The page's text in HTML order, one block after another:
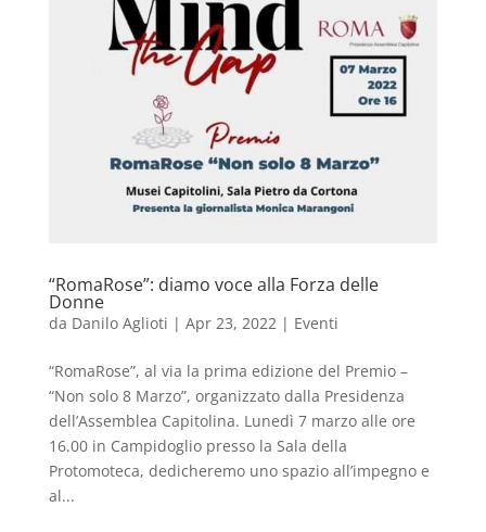
“RomaRose”: diamo voce alla Forza delle
Donne
da Danilo Aglioti | Apr 23, 2022| Eventi
“RomaRose”, al via la prima edizione del Premio –
“Non solo 8 Marzo”, organizzato dalla Presidenza
dell’Assemblea Capitolina. Lunedì 7 marzo alle ore
16.00 in Campidoglio presso la Sala della
Protomoteca, dedicheremo uno spazio all’impegno e
al...